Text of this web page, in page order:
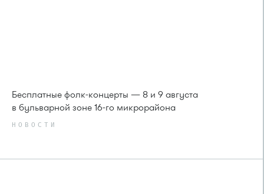
Бесплатные фолк-концерты — 8 и 9 августа
в бульварной зоне 16-го микрорайона
НОВОСТИ